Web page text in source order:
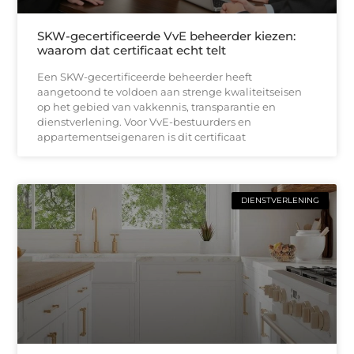
SKW-gecertificeerde VvE beheerder kiezen:
waarom dat certificaat echt telt
Een SKW-gecertificeerde beheerder heeft
aangetoond te voldoen aan strenge kwaliteitseisen
op het gebied van vakkennis, transparantie en
dienstverlening. Voor VvE-bestuurders en
appartementseigenaren is dit certificaat
DIENSTVERLENING